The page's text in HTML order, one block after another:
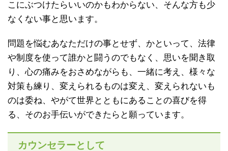
こにぶつけたらいいのかもわからない、そんな方も少
なくない事と思います。
問題を悩むあなただけの事とせず、かといって、法律
や制度を使って誰かと闘うのでもなく、思いを聞き取
り、心の痛みをおさめながらも、一緒に考え、様々な
対策も練り、変えられるものは変え、変えられないも
のは委ね、やがて世界とともにあることの喜びを得
る、そのお手伝いができたらと願っています。
カウンセラーとして